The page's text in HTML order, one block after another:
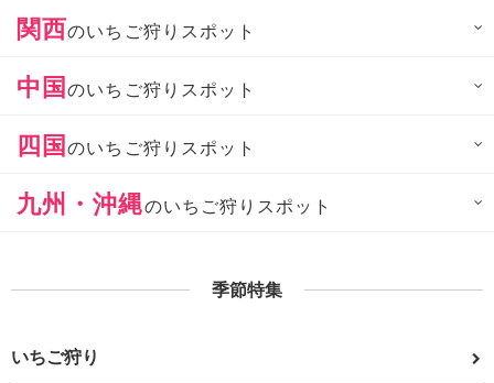
関西のいちご狩りスポット
中国のいちご狩りスポット
四国のいちご狩りスポット
九州・沖縄のいちご狩りスポット
季節特集
いちご狩り